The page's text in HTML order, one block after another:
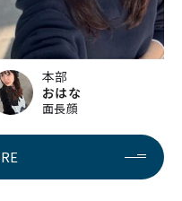
本部
おはな
面長顔